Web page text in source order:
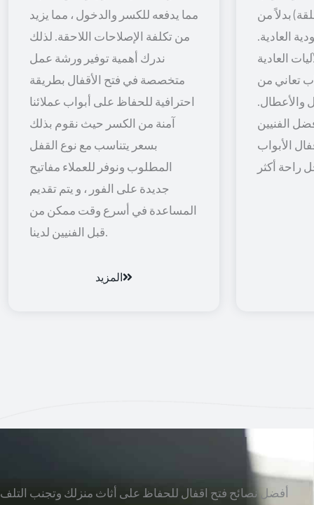
مما يدفعه للكسر والدخول ، مما يزيد
من تكلفة الإصلاحات اللاحقة. لذلك
ندرك أهمية توفير ورشة عمل
متخصصة في فتح الأقفال بطريقة
احترافية للحفاظ على أبواب عملائنا
آمنة من الكسر حيث نقوم بذلك
بسعر يتناسب مع نوع القفل
المطلوب ونوفر للعملاء مفاتيح
جديدة على الفور ، و يتم تقديم
المساعدة في أسرع وقت ممكن من
المزيد
بدلاً من
العادية.
العادية
تعاني من
والأعطال.
الفنيين
الأبواب
أفضل نصائح فتح اقفال للحفاظ على أثاث منزلك وتجنب التلف